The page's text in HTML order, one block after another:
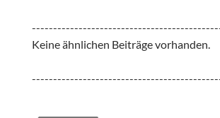
Keine ähnlichen Beiträge vorhanden.